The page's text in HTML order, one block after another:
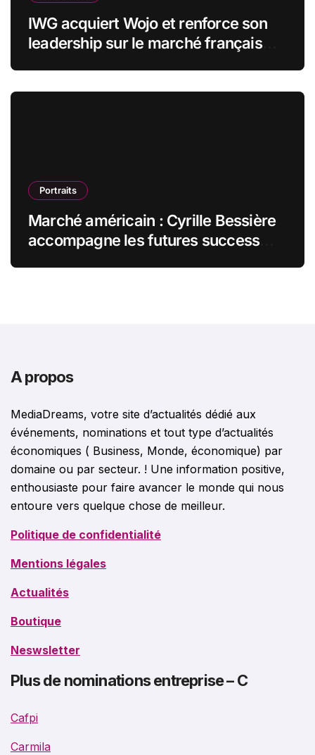
IWG acquiert Wojo et renforce son
leadership sur le marché français
Portraits
Marché américain : Cyrille Bessière
accompagne les futures success
A propos
MediaDreams, votre site d’actualités dédié aux
événements, nominations et tout type d’actualités
économiques ( Business, Monde, économique) par
domaine ou par secteur. ! Une information positive,
enthousiaste pour faire avancer le monde qui nous
entoure vers quelque chose de meilleur.
Politique de confidentialité
Mentions légales
Actualités
Boutique
Neswsletter
Plus de nominations entreprise – C
Cafpi
Carmila